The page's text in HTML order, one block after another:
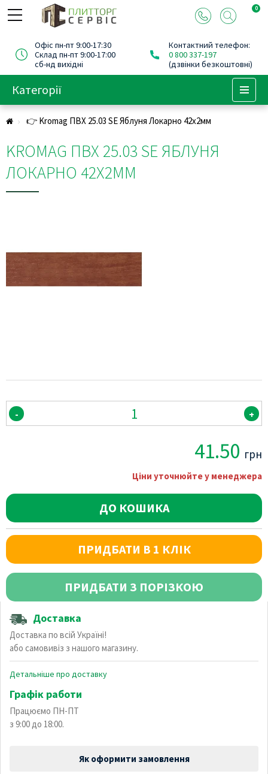
0
Офіс пн-пт 9:00-17:30
Склад пн-пт 9:00-17:00
сб-нд вихідні
Контактний телефон:
0 800 337-197
(дзвінки безкоштовні)
Категорії
👉 Kromag ПВХ 25.03 SЕ Яблуня Локарно 42х2мм
KROMAG ПВХ 25.03 SЕ ЯБЛУНЯ
ЛОКАРНО 42Х2ММ
- +
41.50 грн
Ціни уточнюйте у менеджера
ДО КОШИКА
ПРИДБАТИ В 1 КЛІК
ПРИДБАТИ З ПОРІЗКОЮ
Доставка
Доставка по всій Україні!
або самовивіз з нашого магазину.
Детальніше про доставку
Графік работи
Працюємо ПН-ПТ
з 9:00 до 18:00.
Як оформити замовлення